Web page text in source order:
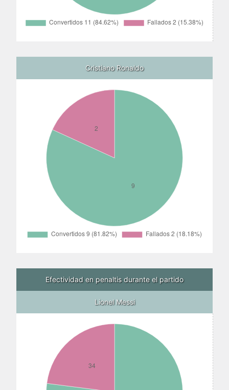
Cristiano Ronaldo
Efectividad en penaltis durante el partido
Lionel Messi